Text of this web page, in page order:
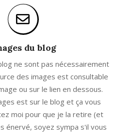
du blog
ne sont pas nécessairement
des images est consultable
ou sur le lien en dessous.
est sur le blog et ça vous
moi pour que je la retire (et
énervé, soyez sympa s'il vous